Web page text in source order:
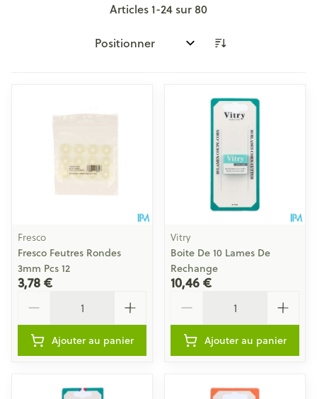
Articles1-24sur 80
Trier par:
Fresco
Fresco Feutres Rondes
3mm Pcs 12
3,78 €
Ajouter au panier
Vitry
Boite De 10 Lames De
Rechange
10,46 €
Ajouter au panier